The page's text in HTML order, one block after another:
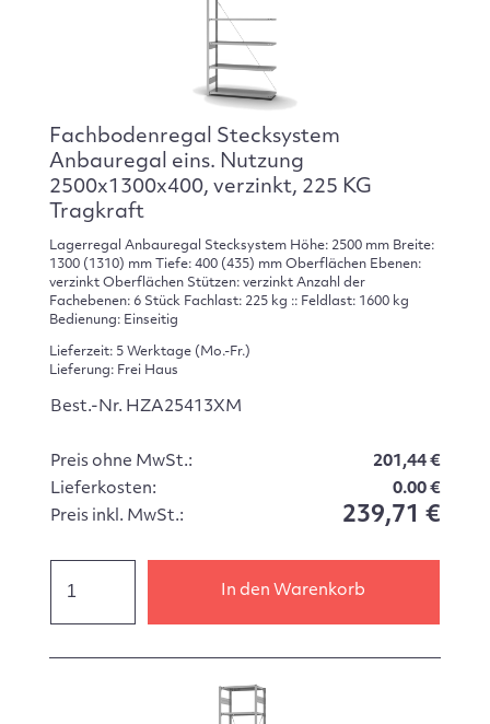
Fachbodenregal Stecksystem
Anbauregal eins. Nutzung
2500x1300x400, verzinkt, 225 KG
Tragkraft
Lagerregal Anbauregal Stecksystem Höhe: 2500 mm Breite:
1300 (1310) mm Tiefe: 400 (435) mm Oberflächen Ebenen:
verzinkt Oberflächen Stützen: verzinkt Anzahl der
Fachebenen: 6 Stück Fachlast: 225 kg :: Feldlast: 1600 kg
Bedienung: Einseitig
Lieferzeit: 5 Werktage (Mo.-Fr.)
Lieferung: Frei Haus
Best.-Nr. HZA25413XM
Preis ohne MwSt.:
201,44 €
Lieferkosten:
0.00 €
Preis inkl. MwSt.:
239,71 €
In den Warenkorb